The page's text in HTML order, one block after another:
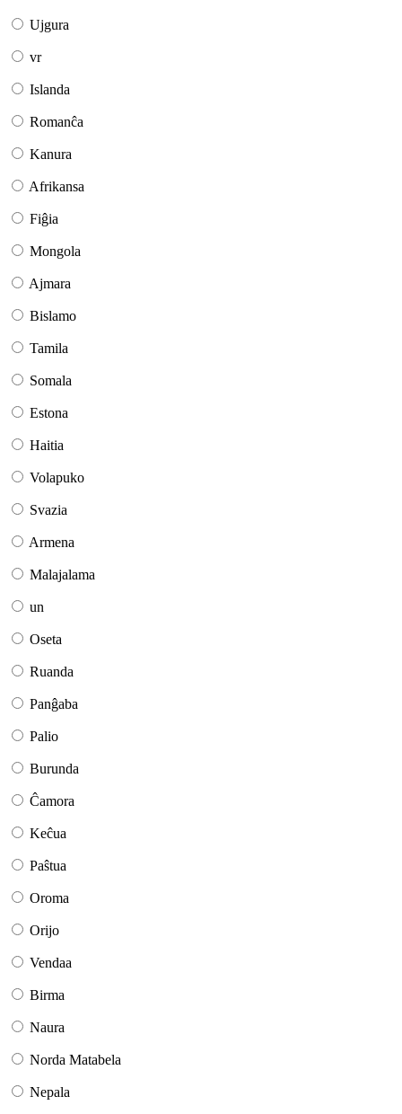
Ujgura
vr
Islanda
Romanĉa
Kanura
Afrikansa
Fiĝia
Mongola
Ajmara
Bislamo
Tamila
Somala
Estona
Haitia
Volapuko
Svazia
Armena
Malajalama
un
Oseta
Ruanda
Panĝaba
Palio
Burunda
Ĉamora
Keĉua
Paŝtua
Oroma
Orijo
Vendaa
Birma
Naura
Norda Matabela
Nepala